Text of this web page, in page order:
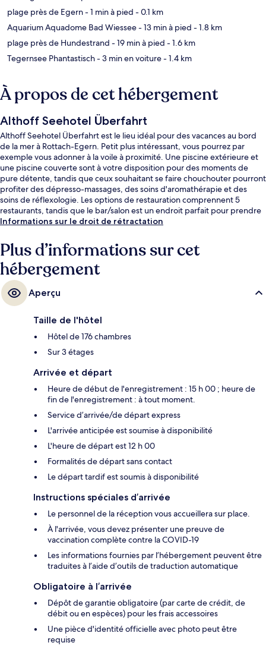
plage près de Egern- 1 min à pied - 0.1 km
Aquarium Aquadome Bad Wiessee- 13 min à pied - 1.8 km
plage près de Hundestrand - 19 min à pied - 1.6 km
Tegernsee Phantastisch- 3 min en voiture- 1.4 km
À propos de cet hébergement
Althoff Seehotel Überfahrt
Althoff Seehotel Überfahrt est le lieu idéal pour des vacances au bord
de la mer à Rottach-Egern. Petit plus intéressant, vous pourrez par
exemple vous adonner à la voile à proximité. Une piscine extérieure et
une piscine couverte sont à votre disposition pour des moments de
pure détente, tandis que ceux souhaitant se faire chouchouter pourront
profiter des dépresso-massages, des soins d'aromathérapie et des
soins de réflexologie. Les options de restauration comprennent 5
restaurants, tandis que le bar/salon est un endroit parfait pour prendre
un verre. Parmi les autres avantages de cet hôtel de luxe, on trouve un
fitness, l'idéal pour des vacances sans soucis.
Informations sur le droit de rétractation
Plus d’informations sur cet
hébergement
Aperçu
Taille de l'hôtel
Hôtel de 176 chambres
Sur 3 étages
Arrivée et départ
Heure de début de l'enregistrement : 15 h 00 ; heure de
fin de l'enregistrement : à tout moment.
Service d’arrivée/de départ express
L'arrivée anticipée est soumise à disponibilité
L'heure de départ est 12 h 00
Formalités de départ sans contact
Le départ tardif est soumis à disponibilité
Instructions spéciales d’arrivée
Le personnel de la réception vous accueillera sur place.
À l'arrivée, vous devez présenter une preuve de
vaccination complète contre la COVID-19
Les informations fournies par l’hébergement peuvent être
traduites à l’aide d’outils de traduction automatique
Obligatoire à l’arrivée
Dépôt de garantie obligatoire (par carte de crédit, de
débit ou en espèces) pour les frais accessoires
Une pièce d'identité officielle avec photo peut être
requise